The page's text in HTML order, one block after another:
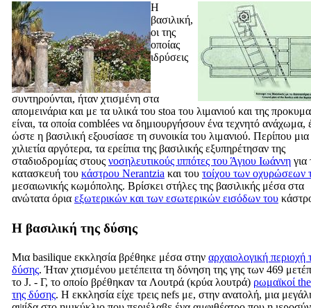
Η
βασιλική,
οι της
οποίας
ιδρύσεις
συντηρούνται, ήταν χτισμένη στα
απομεινάρια και με τα υλικά του stoa του λιμανιού και της
είναι, τα οποία comblées να δημιουργήσουν ένα τεχνητό ανάχωμα,
ώστε η βασιλική εξουσίασε τη συνοικία του λιμανιού. Περίπου μια
χιλιετία αργότερα, τα ερείπια της βασιλικής εξυπηρέτησαν της
σταδιοδρομίας στους νοσηλευτικούς ιππότες του Άγιου Ιωάννη για
κατασκευή του κάστρου Nerantzia και του τοίχου των οχυρώσεων
μεσαιωνικής κωμόπολης. Βρίσκει στήλες της βασιλικής μέσα στα
ανώτατα όρια εξωτερικών και των εσωτερικών εισόδων του
Η βασιλική της δύσης
Μια basilique εκκλησία βρέθηκε μέσα στην αρχαιολογική περιοχή
δύσης. Ήταν χτισμένου μετέπειτα τη δόνηση της γης των 469
το J. - Γ, το οποίο βρέθηκαν τα Λουτρά (κρύα λουτρά) ρωμαϊκοί
της δύσης. Η εκκλησία είχε τρεις nefs με, στην ανατολή, μια